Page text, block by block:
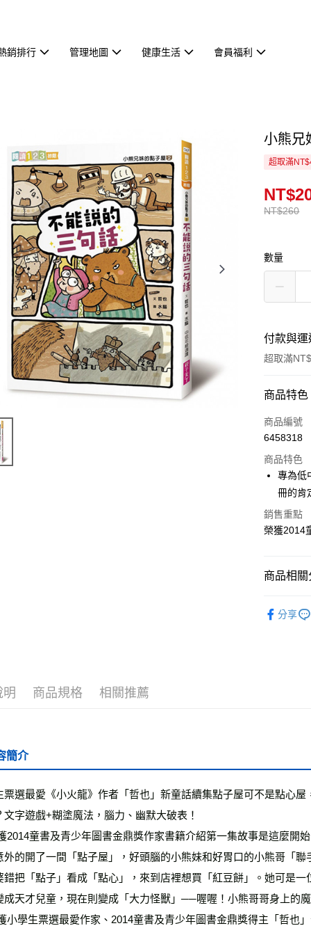
銷排行 管理地圖 健康生活 會員福利
小熊兄
超取滿
NT$260
數量
付款與
超取滿
付款方式
信用卡一
LINE Pay
Apple Pay
街口支付
ATM付款
運送方式
每筆
每筆
每筆
海外叢書
商品特色
商品編號
6458318
商品特色
專為低
冊的肯
銷售重點
榮獲2014
商品相關
分享
明 商品規格 相關推薦
簡介
票選最愛《小火龍》作者「哲也」新童話續集點子屋可不是點心
文字遊戲+糊塗魔法，腦力、幽默大破表！
外的開了一間「點子屋」，好頭腦的小熊妹和好胃口的小熊哥「
錯把「點子」看成「點心」，來到店裡想買「紅豆餅」。她可是
成天才兒童，現在則變成「大力怪獸」──喔喔！小熊哥哥身上
小學生票選最愛作家、2014童書及青少年圖書金鼎獎得主「哲也